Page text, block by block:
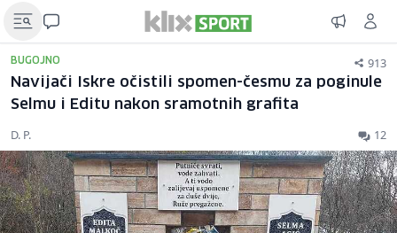
BUGOJNO 913
Navijači Iskre očistili spomen-česmu za poginule
Selmu i Editu nakon sramotnih grafita
D. P. 12